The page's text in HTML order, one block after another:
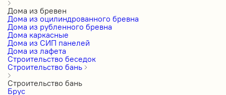
Дома из бревен
Дома из оцилиндрованного бревна
Дома из рубленного бревна
Дома каркасные
Дома из СИП панелей
Дома из лафета
Строительство беседок
Строительство бань
Строительство бань
Брус